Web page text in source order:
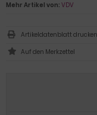
Mehr Artikel von: VDV
Artikeldatenblatt drucken